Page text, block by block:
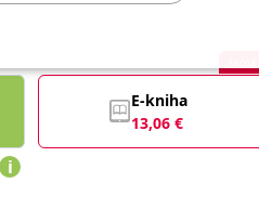
E-kniha
13,06 €
i
FUNKČNÉ NEZARADENÉ
súborov cookie nie je možné